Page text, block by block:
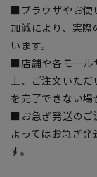
■ブラウザやお使
加減により、実
います。
■店舗や各モール
上、ご注文いた
を完了できない場
■お急ぎ発送のご
よってはお急ぎ
す。